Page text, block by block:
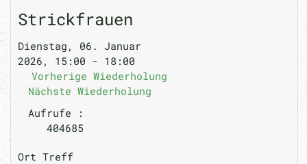
Strickfrauen
Dienstag, 06. Januar
2026, 15:00 - 18:00
Vorherige Wiederholung
Nächste Wiederholung
Aufrufe :
404685
Ort Treff